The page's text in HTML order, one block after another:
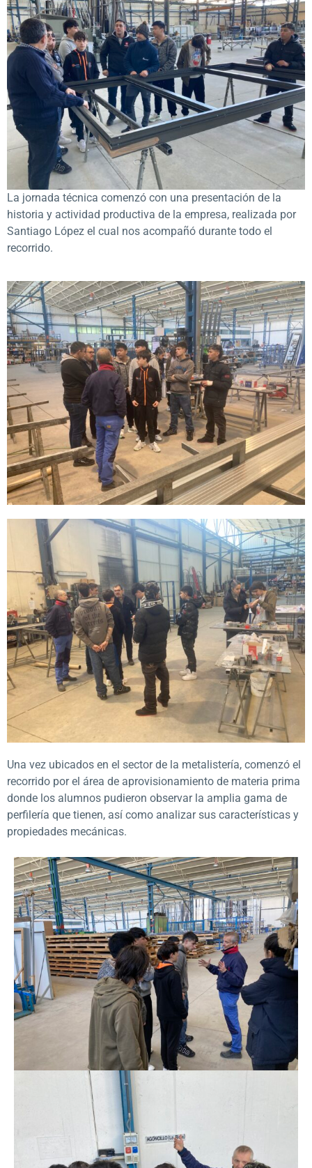
La jornada técnica comenzó con una presentación de la
historia y actividad productiva de la empresa, realizada por
Santiago López el cual nos acompañó durante todo el
recorrido.
Una vez ubicados en el sector de la metalistería, comenzó el
recorrido por el área de aprovisionamiento de materia prima
donde los alumnos pudieron observar la amplia gama de
perfilería que tienen, así como analizar sus características y
propiedades mecánicas.